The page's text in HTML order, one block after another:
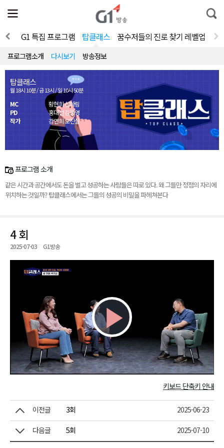
전
체
뉴
열
통
합
색
상 G1 특집 프로그램 탑클래스 꿈수저들의 진로 찾기 레벨업
프로그램소개 다시보기 방송정보
탑클래스
월 18시 10분 / 금 13시 / 일 10시 50분
MC
황현희 신아림
PD
홍대선 김동영
작가
강연희 오진실
프로그램 소개
같은 시간과 공간에서도 돈을 벌고 성공하는 사람들은 따로 있다. 왜 그들만 정점의 자리에
위치하는 것일까? 탑클래스에서는 그들의 성공의 비밀을 파헤쳐본다
4 회
2025-07-03 G1방송
Play
Video키보드 단축키 안내
이전글 3회 2025-06-23
다음글 5회 2025-07-10